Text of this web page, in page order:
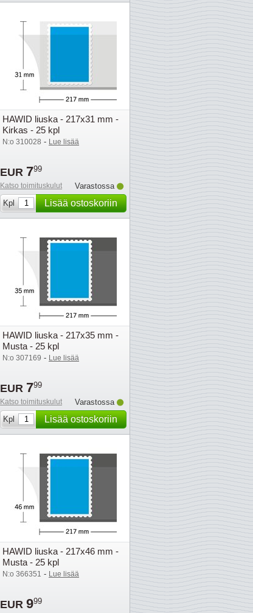
HAWID liuska - 217x31 mm -
Kirkas - 25 kpl
N:o 310028 - Lue lisää
EUR 799
Katso toimituskulut
Varastossa
Kpl
Lisää ostoskoriin
HAWID liuska - 217x35 mm -
Musta - 25 kpl
N:o 307169 - Lue lisää
EUR 799
Katso toimituskulut
Varastossa
Kpl
Lisää ostoskoriin
HAWID liuska - 217x46 mm -
Musta - 25 kpl
N:o 366351 - Lue lisää
EUR 999